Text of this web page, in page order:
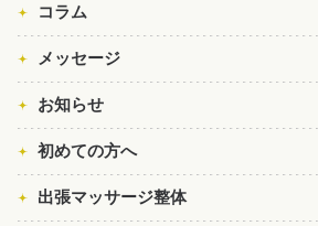
コラム
メッセージ
お知らせ
初めての方へ
出張マッサージ整体